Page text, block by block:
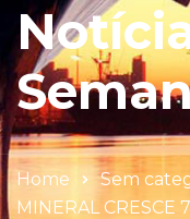
Home Sem
MINERAL CRESCE